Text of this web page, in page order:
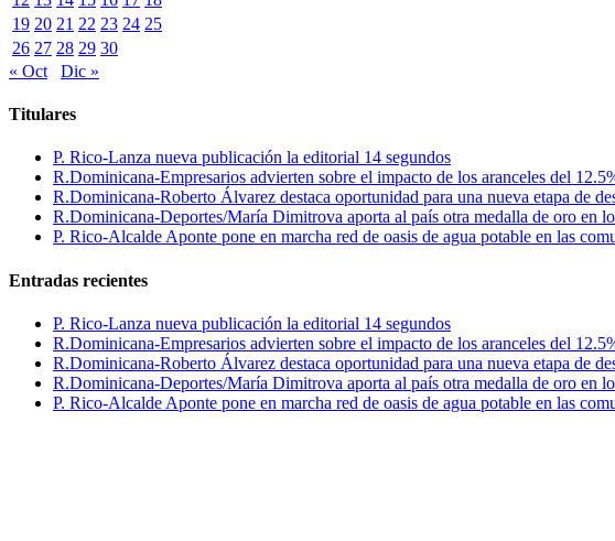
19 20 21 22 23 24 25
26 27 28 29 30
« Oct
Dic »
Titulares
P. Rico-Lanza nueva publicación la editorial 14 segundos
R.Dominicana-Empresarios advierten sobre el impacto de los aranceles del
R.Dominicana-Roberto Álvarez destaca oportunidad para una nueva etapa de
R.Dominicana-Deportes/María Dimitrova aporta al país otra medalla de oro en
P. Rico-Alcalde Aponte pone en marcha red de oasis de agua potable en las
Entradas recientes
P. Rico-Lanza nueva publicación la editorial 14 segundos
R.Dominicana-Empresarios advierten sobre el impacto de los aranceles del
R.Dominicana-Roberto Álvarez destaca oportunidad para una nueva etapa de
R.Dominicana-Deportes/María Dimitrova aporta al país otra medalla de oro en
P. Rico-Alcalde Aponte pone en marcha red de oasis de agua potable en las